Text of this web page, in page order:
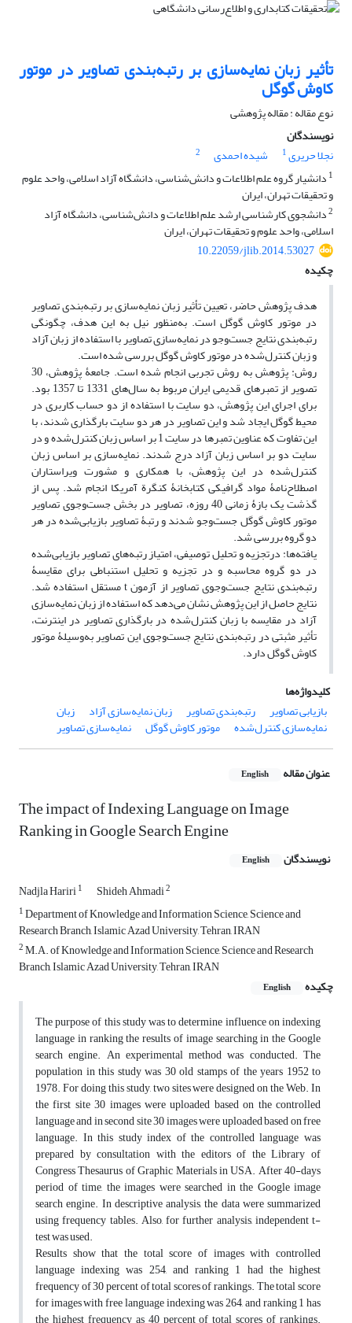
تأثیر زبان نمایه‌سازی بر رتبه‌بندی تصاویر در موتور
کاوش گوگل
نوع مقاله : مقاله پژوهشی
نویسندگان
نجلا حریری1 شیده احمدی
2
1 دانشیار گروه علم اطلاعات و دانش‌شناسی، دانشگاه آزاد اسلامی، واحد علوم
و تحقیقات تهران، ایران
2دانشجوی کارشناسی ارشد علم اطلاعات و دانش‌شناسی، دانشگاه آزاد
اسلامی، واحد علوم و تحقیقات تهران، ایران
10.22059/jlib.2014.53027
چکیده
هدف پژوهش حاضر، تعیین تأثیر زبان نمایه‌سازی بر رتبه‌بندی تصاویر
در موتور کاوش گوگل است. به‌منظور نیل به این هدف، چگونگی
رتبه‌بندی نتایج جست‌وجو در نمایه‌سازی تصاویر با استفاده از زبان آزاد
و زبان کنترل‌شده در موتور کاوش گوگل بررسی شده است.
روش: پژوهش به روش تجربی انجام شده است. جامعۀ پژوهش، 30
تصویر از تمبرهای قدیمی ایران مربوط به سال‌های 1331 تا 1357 بود.
برای اجرای این پژوهش، دو سایت با استفاده از دو حساب کاربری در
محیط گوگل ایجاد شد و این تصاویر در هر دو سایت بارگذاری شدند، با
این تفاوت که عناوین تمبرها در سایت 1 بر اساس زبان کنترل‌شده و در
سایت دو بر اساس زبان آزاد درج شدند. نمایه‌سازی بر اساس زبان
کنترل‌شده در این پژوهش، با همکاری و مشورت ویراستاران
اصطلاح‌نامۀ مواد گرافیکی کتابخانۀ کنگرة آمریکا انجام شد. پس از
گذشت یک بازۀ زمانی 40 روزه، تصاویر در بخش جست‌وجوی تصاویر
موتور کاوش گوگل جست‌وجو شدند و رتبۀ تصاویر بازیابی‌شده در هر
دو گروه بررسی شد.
یافته‌ها: درتجزیه و تحلیل توصیفی، امتیاز رتبه‌های تصاویر بازیابی‌شده
در دو گروه محاسبه و در تجزیه و تحلیل استنباطی برای مقایسۀ
رتبه‌بندی نتایج جست‌وجوی تصاویر از آزمون t مستقل استفاده شد.
نتایج حاصل از این پژوهش نشان می‌دهد که استفاده از زبان نمایه‌سازی
آزاد در مقایسه با زبان کنترل‌شده در بارگذاری تصاویر در اینترنت،
تأثیر مثبتی در رتبه‌بندی نتایج جست‌وجوی این تصاویر به‌وسیلۀ موتور
کاوش گوگل دارد.
کلیدواژه‌ها
بازیابی تصاویر
رتبه‌بندی تصاویر زبان نمایه‌سازی آزاد زبان
نمایه‌سازی کنترل‌شده موتور کاوش گوگل نمایه‌سازی تصاویر
عنوان مقاله English
The impact of Indexing Language on Image
Ranking in Google Search Engine
نویسندگان English
Nadjla Hariri1 Shideh Ahmadi2
1Department of Knowledge and Information Science, Science and
Research Branch, Islamic Azad University, Tehran, IRAN
2M.A. of Knowledge and Information Science, Science and Research
Branch, Islamic Azad University, Tehran, IRAN
چکیده
English
The purpose of this study was to determine influence on indexing
language in ranking the results of image searching in the Google
search engine. An experimental method was conducted. The
population in this study was 30 old stamps of the years 1952 to
1978. For doing this study, two sites were designed on the Web. In
the first site 30 images were uploaded based on the controlled
language and in second site 30 images were uploaded based on free
language. In this study index of the controlled language was
prepared by consultation with the editors of the Library of
Congress Thesaurus of Graphic Materials in USA. After 40-days
period of time, the images were searched in the Google image
search engine. In descriptive analysis, the data were summarized
using frequency tables. Also, for further analysis, independent t-
test was used.
Results show that the total score of images with controlled
language indexing was 254, and ranking 1 had the highest
frequency of 30 percent of total scores of rankings. The total score
for images with free language indexing was 264, and ranking 1 has